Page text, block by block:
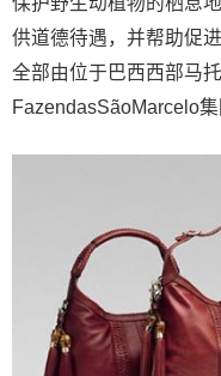
供道德待遇，并帮助促
全部由位于巴西西部马
FazendasSãoMarcelo集